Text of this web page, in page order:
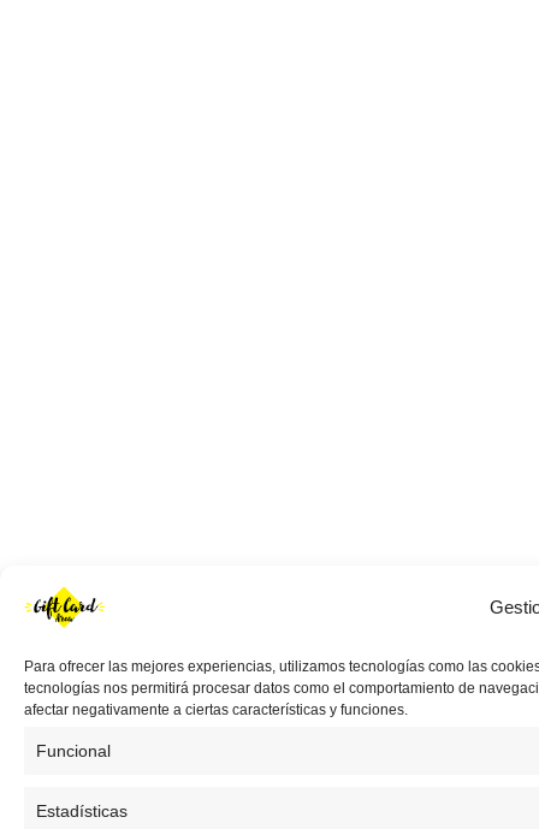
Para ofrecer las mejores experiencias, utilizamos tecnologías como las
tecnologías nos permitirá procesar datos como el comportamiento de
afectar negativamente a ciertas características y funciones.
Funcional
Estadísticas